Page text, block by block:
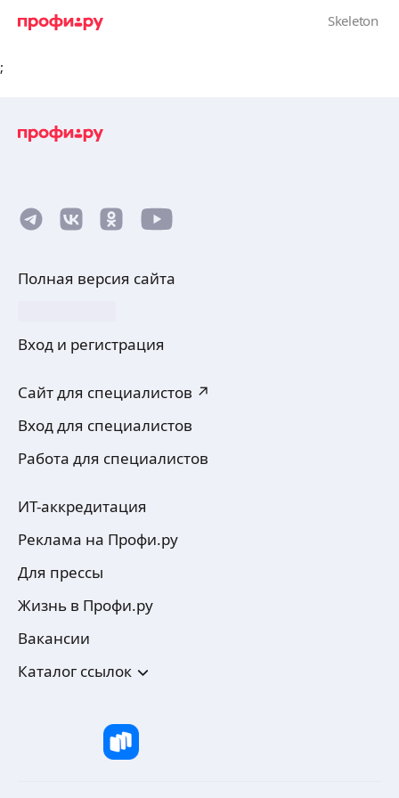
;
Полная версия сайта
Вход и регистрация
Сайт для специалистов ↗
Вход для специалистов
Работа для специалистов
ИТ-аккредитация
Реклама на Профи.ру
Для прессы
Жизнь в Профи.ру
Вакансии
Каталог ссылок